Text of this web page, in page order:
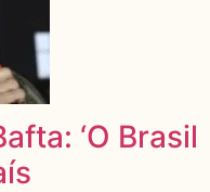
‘O Brasil